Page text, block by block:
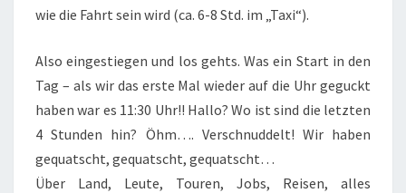
wie die Fahrt sein wird (ca. 6-8 Std. im „Taxi“).
Also eingestiegen und los gehts. Was ein Start in den
Tag – als wir das erste Mal wieder auf die Uhr geguckt
haben war es 11:30 Uhr!! Hallo? Wo ist sind die letzten
4 Stunden hin? Öhm…. Verschnuddelt! Wir haben
gequatscht, gequatscht, gequatscht…
Über Land, Leute, Touren, Jobs, Reisen, alles